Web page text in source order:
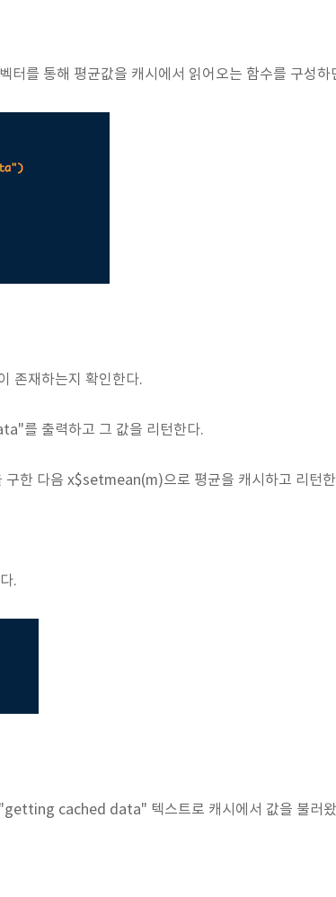
터를 통해 평균값을 캐시에서 읽어오는 함수를 구성
존재하는지 확인한다.
를 출력하고 그 값을 리턴한다.
구한 다음 x$setmean(m)으로 평균을 캐시하고 리턴
.
cached data" 텍스트로 캐시에서 값을 불러